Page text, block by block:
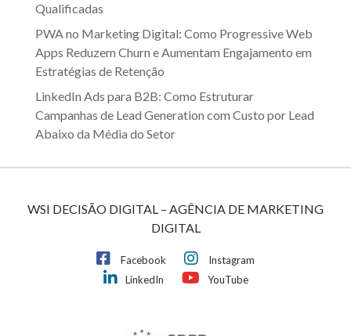
Qualificadas
PWA no Marketing Digital: Como Progressive Web
Apps Reduzem Churn e Aumentam Engajamento em
Estratégias de Retenção
LinkedIn Ads para B2B: Como Estruturar
Campanhas de Lead Generation com Custo por Lead
Abaixo da Média do Setor
WSI DECISÃO DIGITAL – AGÊNCIA DE MARKETING
DIGITAL
Facebook
Instagram
LinkedIn
YouTube